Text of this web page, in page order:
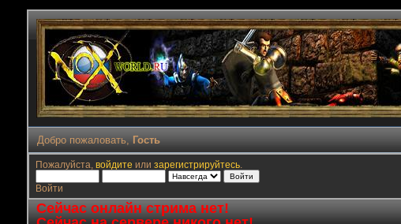
Добро пожаловать, Гость
Пожалуйста, войдите или зарегистрируйтесь.
Войти
Сейчас онлайн стрима нет!